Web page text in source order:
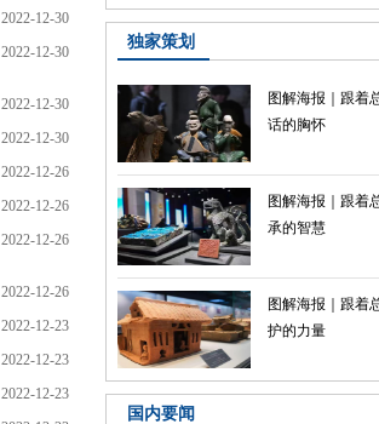
2022-12-30
2022-12-30
2022-12-30
2022-12-30
2022-12-26
2022-12-26
2022-12-26
2022-12-26
2022-12-23
2022-12-23
2022-12-23